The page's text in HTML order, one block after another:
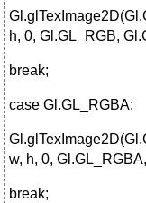
h, 0, Gl.GL_RGB,
break;
case Gl.GL_RGBA:
w, h, 0,
break;